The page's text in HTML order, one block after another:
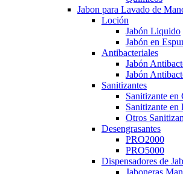
Jabon para Lavado de
Loción
Jabón Liquido
Jabón en
Antibacteriales
Jabón
Jabón
Sanitizantes
Sanitizante en
Sanitizante en
Otros
Desengrasantes
PRO2000
PRO5000
Dispensadores de
Jaboneras